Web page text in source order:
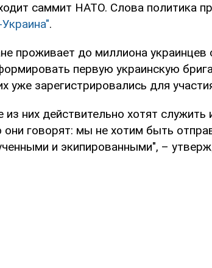
саммит НАТО. Слова политика
.
проживает до миллиона украинцев
первую украинскую
уже зарегистрировались для
из них действительно хотят служить
они говорят: мы не хотим быть
и экипированными", –